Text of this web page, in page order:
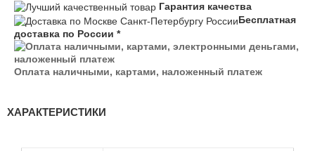
Гарантия качества
Бесплатная
доставка по России *
Оплата наличными, картами, наложенный платеж
ХАРАКТЕРИСТИКИ